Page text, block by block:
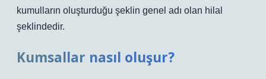
kumulların oluşturduğu şeklin genel adı olan hilal
şeklindedir.
Kumsallar nasıl oluşur?